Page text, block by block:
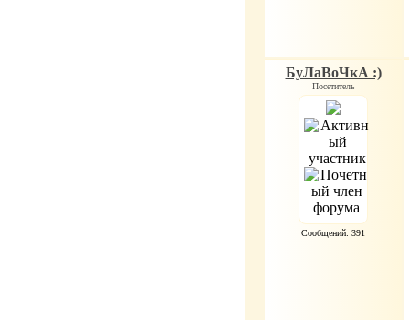
БуЛаВоЧкА :)
Посетитель
Сообщений: 391